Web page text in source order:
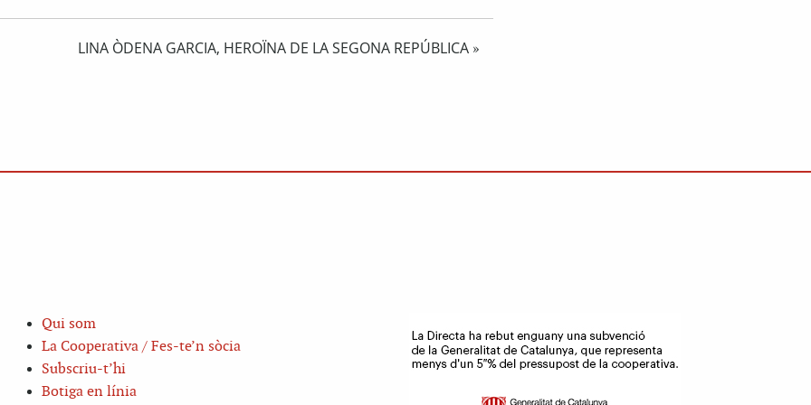
LINA ÒDENA GARCIA, HEROÏNA DE LA SEGONA REPÚBLICA »
Qui som
La Cooperativa / Fes-te’n sòcia
Subscriu-t’hi
Botiga en línia